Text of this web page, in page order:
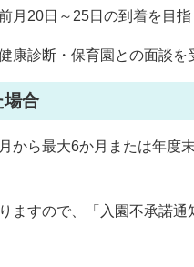
月20日～25日の到着を目指
康診断・保育園との面談を
場合
から最大6か月または年度
ますので、「入園不承諾